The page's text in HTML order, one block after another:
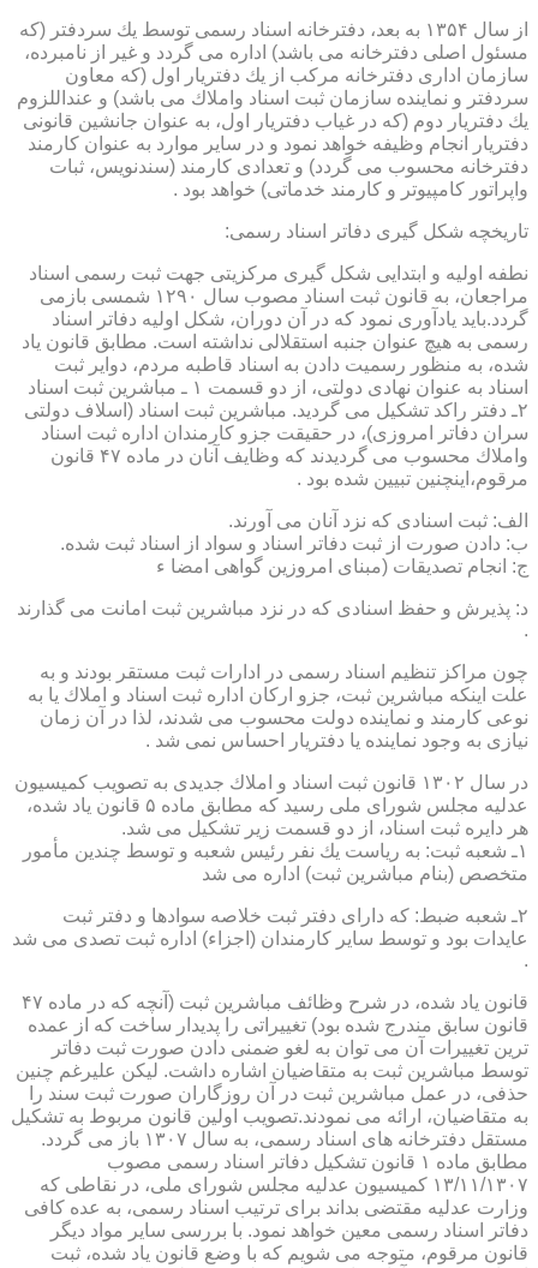
از سال ۱۳۵۴ به بعد، دفترخانه اسناد رسمی توسط یك سردفتر (كه
مسئول اصلی دفترخانه می باشد) اداره می گردد و غیر از نامبرده،
سازمان اداری دفترخانه مركب از یك دفتریار اول (كه معاون
سردفتر و نماینده سازمان ثبت اسناد واملاك می باشد) و عنداللزوم
یك دفتریار دوم (كه در غیاب دفتریار اول، به عنوان جانشین قانونی
دفتریار انجام وظیفه خواهد نمود و در سایر موارد به عنوان كارمند
دفترخانه محسوب می گردد) و تعدادی كارمند (سندنویس، ثبات
واپراتور كامپیوتر و كارمند خدماتی) خواهد بود .
تاریخچه شكل گیری دفاتر اسناد رسمی:
نطفه اولیه و ابتدایی شكل گیری مركزیتی جهت ثبت رسمی اسناد
مراجعان، به قانون ثبت اسناد مصوب سال ۱۲۹۰ شمسی بازمی
گردد.باید یادآوری نمود كه در آن دوران، شكل اولیه دفاتر اسناد
رسمی به هیچ عنوان جنبه استقلالی نداشته است. مطابق قانون یاد
شده، به منظور رسمیت دادن به اسناد قاطبه مردم، دوایر ثبت
اسناد به عنوان نهادی دولتی، از دو قسمت ۱ ـ مباشرین ثبت اسناد
۲ـ دفتر راكد تشكیل می گردید. مباشرین ثبت اسناد (اسلاف دولتی
سران دفاتر امروزی)، در حقیقت جزو كارمندان اداره ثبت اسناد
واملاك محسوب می گردیدند كه وظایف آنان در ماده ۴۷ قانون
مرقوم،اینچنین تبیین شده بود .
الف: ثبت اسنادی كه نزد آنان می آورند.
ب: دادن صورت از ثبت دفاتر اسناد و سواد از اسناد ثبت شده.
ج: انجام تصدیقات (مبنای امروزین گواهی امضا ء
د: پذیرش و حفظ اسنادی كه در نزد مباشرین ثبت امانت می گذارند
.
چون مراكز تنظیم اسناد رسمی در ادارات ثبت مستقر بودند و به
علت اینكه مباشرین ثبت، جزو اركان اداره ثبت اسناد و املاك یا به
نوعی كارمند و نماینده دولت محسوب می شدند، لذا در آن زمان
نیازی به وجود نماینده یا دفتریار احساس نمی شد .
در سال ۱۳۰۲ قانون ثبت اسناد و املاك جدیدی به تصویب كمیسیون
عدلیه مجلس شورای ملی رسید كه مطابق ماده ۵ قانون یاد شده،
هر دایره ثبت اسناد، از دو قسمت زیر تشكیل می شد.
۱ـ شعبه ثبت: به ریاست یك نفر رئیس شعبه و توسط چندین مأمور
متخصص (بنام مباشرین ثبت) اداره می شد
۲ـ شعبه ضبط: كه دارای دفتر ثبت خلاصه سوادها و دفتر ثبت
عایدات بود و توسط سایر كارمندان (اجزاء) اداره ثبت تصدی می شد
.
قانون یاد شده، در شرح وظائف مباشرین ثبت (آنچه كه در ماده ۴۷
قانون سابق مندرج شده بود) تغییراتی را پدیدار ساخت كه از عمده
ترین تغییرات آن می توان به لغو ضمنی دادن صورت ثبت دفاتر
توسط مباشرین ثبت به متقاضیان اشاره داشت. لیكن علیرغم چنین
حذفی، در عمل مباشرین ثبت در آن روزگاران صورت ثبت سند را
به متقاضیان، ارائه می نمودند.تصویب اولین قانون مربوط به تشكیل
مستقل دفترخانه های اسناد رسمی، به سال ۱۳۰۷ باز می گردد.
مطابق ماده ۱ قانون تشكیل دفاتر اسناد رسمی مصوب
۱۳/۱۱/۱۳۰۷ كمیسیون عدلیه مجلس شورای ملی، در نقاطی كه
وزارت عدلیه مقتضی بداند برای ترتیب اسناد رسمی، به عده كافی
دفاتر اسناد رسمی معین خواهد نمود. با بررسی سایر مواد دیگر
قانون مرقوم، متوجه می شویم كه با وضع قانون یاد شده، ثبت